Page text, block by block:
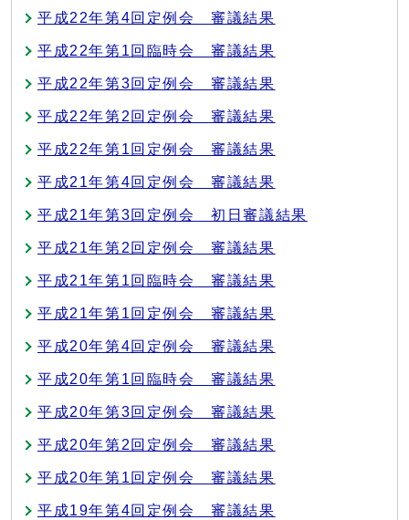
平成22年第4回定例会 審議結果
平成22年第1回臨時会 審議結果
平成22年第3回定例会 審議結果
平成22年第2回定例会 審議結果
平成22年第1回定例会 審議結果
平成21年第4回定例会 審議結果
平成21年第3回定例会 初日審議結果
平成21年第2回定例会 審議結果
平成21年第1回臨時会 審議結果
平成21年第1回定例会 審議結果
平成20年第4回定例会 審議結果
平成20年第1回臨時会 審議結果
平成20年第3回定例会 審議結果
平成20年第2回定例会 審議結果
平成20年第1回定例会 審議結果
平成19年第4回定例会 審議結果